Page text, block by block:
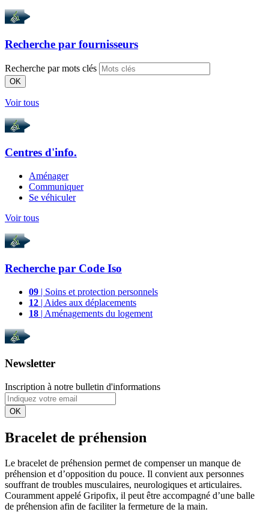
Recherche par fournisseurs
Recherche par mots clés
OK
Voir tous
Centres d'info.
Aménager
Communiquer
Se véhiculer
Voir tous
Recherche par Code Iso
09 | Soins et protection personnels
12 | Aides aux déplacements
18 | Aménagements du logement
Newsletter
Inscription à notre bulletin d'informations
OK
Bracelet de préhension
Le bracelet de préhension permet de compenser un manque de
préhension et d’opposition du pouce. Il convient aux personnes
souffrant de troubles musculaires, neurologiques et articulaires.
Couramment appelé Gripofix, il peut être accompagné d’une balle
de préhension afin de faciliter la fermeture de la main.